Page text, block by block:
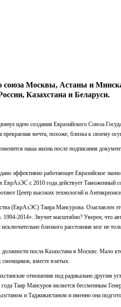
союза Москвы, Астаны и
Казахстана и Беларуси.
идею создания Евразийского Союза
мечта, похоже, близка к своему
наша жизнь после подписания
эффективно работающее Евразийское
с 2010 года действует Таможенный
Центр высоких технологий и
(ЕврАзЭС) Таира Мансурова. Озаглавлен
2014». Звучит масштабно? Уверен, что
близкого расстояния мог не
посла Казахстана в Москве. Мало
сменщиков, вместе взятых.
отношения под радикально другим
Таир Мансуров является бессменным
и Таджикистаном и именно она